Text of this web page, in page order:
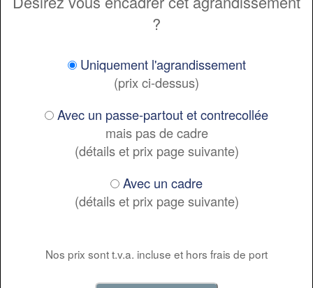
?
Uniquement l'agrandissement
(prix ci-dessus)
Avec un passe-partout et contrecollée
mais pas de cadre
(détails et prix page suivante)
Avec un cadre
(détails et prix page suivante)
Nos prix sont t.v.a. incluse et hors frais de port